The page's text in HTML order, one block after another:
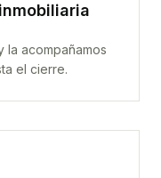
la acompañamos
el cierre.